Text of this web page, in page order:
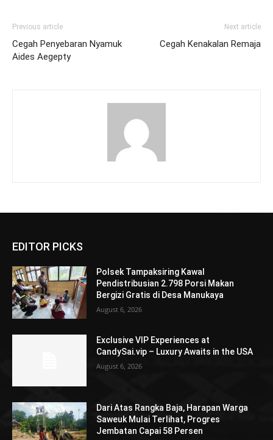
Previous article
Cegah Penyebaran Nyamuk
Aides Aegepty
Next article
Cegah Kenakalan Remaja
EDITOR PICKS
Polsek Tampaksiring Kawal
Pendistribusian 2.798 Porsi Makan
Bergizi Gratis di Desa Manukaya
August 6, 2026
Exclusive VIP Experiences at
CandySai.vip – Luxury Awaits in the USA
August 6, 2026
Dari Atas Rangka Baja, Harapan Warga
Saweuk Mulai Terlihat, Progres
Jembatan Capai 58 Persen